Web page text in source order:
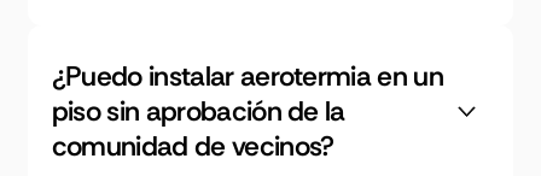
¿Puedo instalar aerotermia en un
piso sin aprobación de la
comunidad de vecinos?